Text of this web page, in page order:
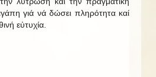
γιά νά δώσει πληρότητα καί
εὐτυχία.